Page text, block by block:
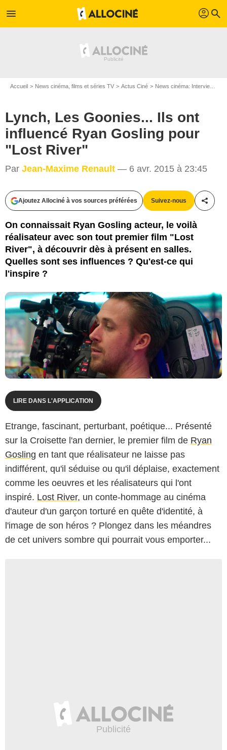
menu profil search
Accueil News cinéma, films et séries TV Actus Ciné News cinéma: Interviews
Lynch, Les Goonies... Ils ont
influencé Ryan Gosling pour
"Lost River"
Par Jean-Maxime Renault — 6 avr. 2015 à 23:45
Ajoutez Allociné à vos sources préférées Suivez-nous
On connaissait Ryan Gosling acteur, le voilà
réalisateur avec son tout premier film "Lost
River", à découvrir dès à présent en salles.
Quelles sont ses influences ? Qu'est-ce qui
l'inspire ?
Bold Films
LIRE DANS L'APPLICATION
Etrange, fascinant, perturbant, poétique... Présenté
sur la Croisette l'an dernier, le premier film de Ryan
Gosling en tant que réalisateur ne laisse pas
indifférent, qu'il séduise ou qu'il déplaise, exactement
comme les oeuvres et les réalisateurs qui l'ont
inspiré. Lost River, un conte-hommage au cinéma
d'auteur d'un garçon torturé en quête d'identité, à
l'image de son héros ? Plongez dans les méandres
de cet univers sombre qui pourrait vous emporter...